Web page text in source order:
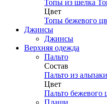
Топы из шелка
Цвет
Топы бежевого
Джинсы
Джинсы
Верхняя одежда
Пальто
Состав
Пальто из альпаки
Цвет
Пальто бежевого
Плащи